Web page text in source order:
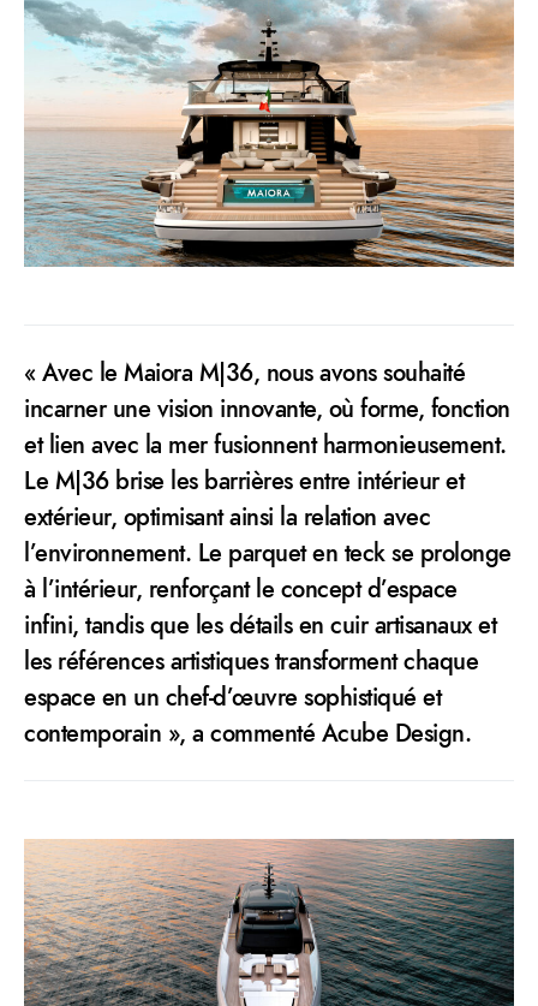
« Avec le Maiora M|36, nous avons souhaité
incarner une vision innovante, où forme, fonction
et lien avec la mer fusionnent harmonieusement.
Le M|36 brise les barrières entre intérieur et
extérieur, optimisant ainsi la relation avec
l’environnement. Le parquet en teck se prolonge
à l’intérieur, renforçant le concept d’espace
infini, tandis que les détails en cuir artisanaux et
les références artistiques transforment chaque
espace en un chef-d’œuvre sophistiqué et
contemporain », a commenté Acube Design.